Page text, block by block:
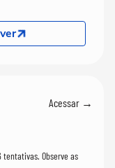
Acessar →
Observe as